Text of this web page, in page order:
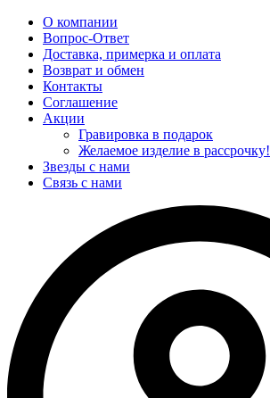
О компании
Вопрос-Ответ
Доставка, примерка и оплата
Возврат и обмен
Контакты
Соглашение
Акции
Гравировка в подарок
Желаемое изделие в рассрочку!
Звезды с нами
Связь с нами